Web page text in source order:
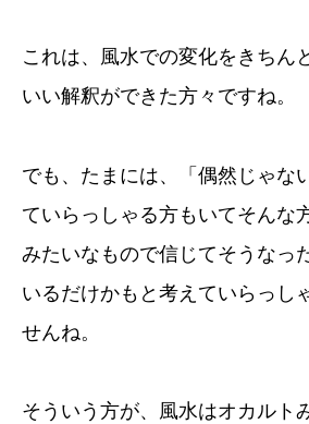
これは、風水での変化をきちん
いい解釈ができた方々ですね。
でも、たまには、「偶然じゃな
ていらっしゃる方もいてそんな
みたいなもので信じてそうなっ
いるだけかもと考えていらっし
せんね。
そういう方が、風水はオカルト